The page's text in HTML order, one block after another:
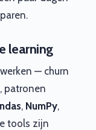
learning
— churn
patronen
, NumPy,
tools zijn